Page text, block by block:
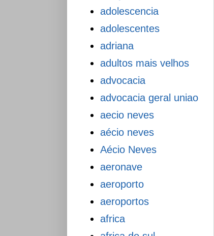
adolescencia
adolescentes
adriana
adultos mais velhos
advocacia
advocacia geral uniao
aecio neves
aécio neves
Aécio Neves
aeronave
aeroporto
aeroportos
africa